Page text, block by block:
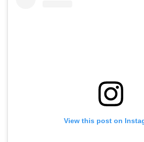
View this post on